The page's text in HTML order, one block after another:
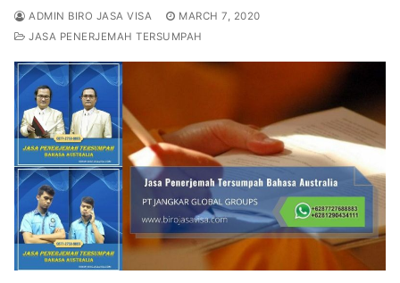
ADMIN BIRO JASA VISA
MARCH 7, 2020
JASA PENERJEMAH TERSUMPAH